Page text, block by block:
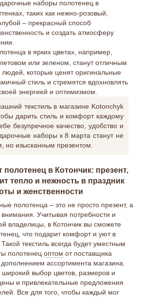
наборы полотенец в
таких как нежно-розовый,
– прекрасный способ
и создать атмосферу
в ярких цветах, например,
или зеленом, станут отличным
которые ценят оригинальные
стиль и стремятся вдохновлять
энергией и оптимизмом.
текстиль в магазине Kotonchyk
дарить стиль и комфорт каждому
безупречное качество, удобство и
наборы к 8 марта станут не
но изысканным презентом.
полотенец в Котончик: презент,
тепло и нежность в праздник
и женственности
полотенца – это не просто презент, а
Учитывая потребности и
владелицы, в Котончик вы сможете
что подарит комфорт и уют в
текстиль всегда будет уместным
полотенец оптом от поставщика
ассортимента магазина.
выбор цветов, размеров и
и привлекательные предложения
Все для того, чтобы каждый мог